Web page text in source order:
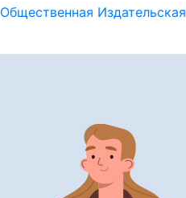
Общественная Издательская